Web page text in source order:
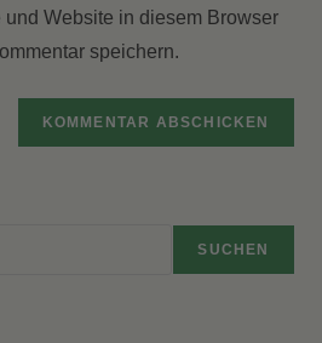
Website in diesem Browser
speichern.
SUCHEN